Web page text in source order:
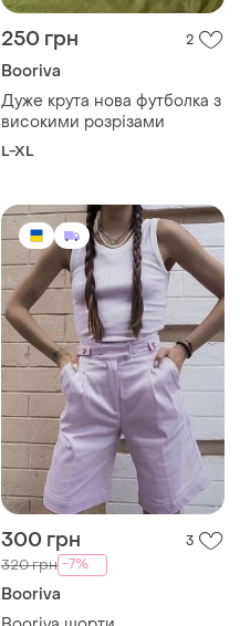
250 грн 2
Booriva
Дуже крута нова футболка з
високими розрізами
L-XL
300 грн 3
320 грн -7%
Booriva